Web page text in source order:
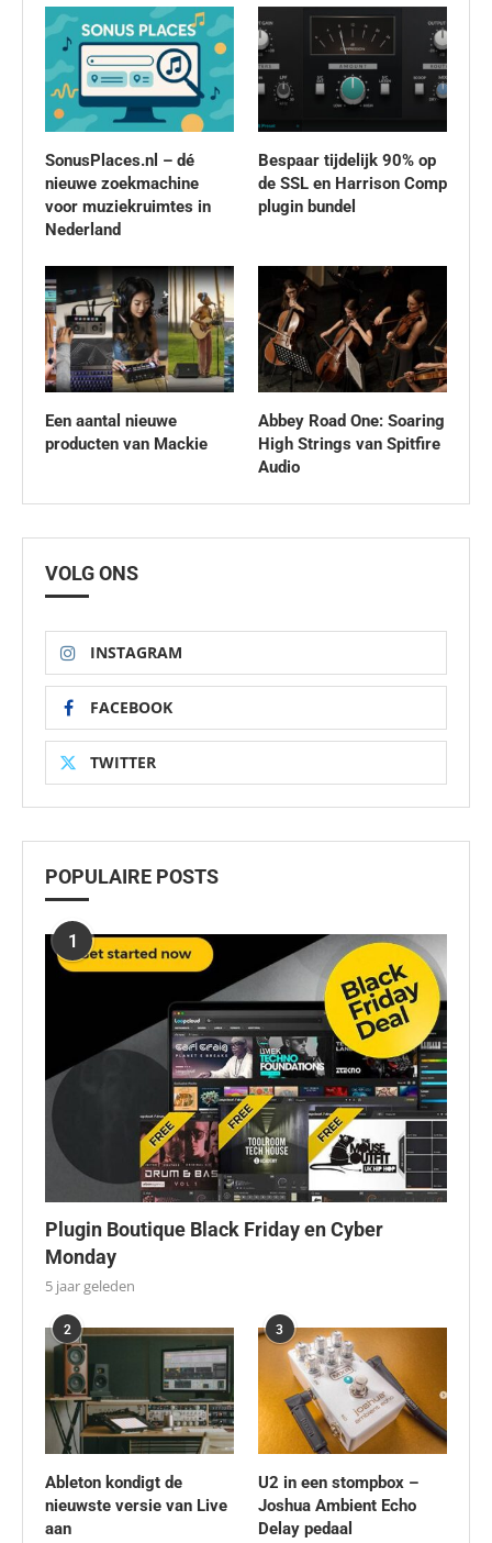
SonusPlaces.nl – dé
nieuwe zoekmachine
voor muziekruimtes in
Nederland
Bespaar tijdelijk 90% op
de SSL en Harrison Comp
plugin bundel
Een aantal nieuwe
producten van Mackie
Abbey Road One: Soaring
High Strings van Spitfire
Audio
VOLG ONS
INSTAGRAM
FACEBOOK
TWITTER
POPULAIRE POSTS
1
Plugin Boutique Black Friday en Cyber
Monday
5 jaar geleden
2
Ableton kondigt de
nieuwste versie van Live
aan
3
U2 in een stompbox –
Joshua Ambient Echo
Delay pedaal